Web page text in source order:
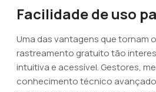
Facilidade de uso
Uma das vantagens que tornam
rastreamento gratuito tão
intuitiva e acessível. Gestores,
conhecimento técnico